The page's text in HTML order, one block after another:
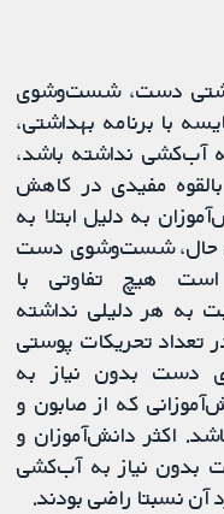
دست، شست‌وشوی
با برنامه بهداشتی،
نداشته باشد،
مفیدی در کاهش
به دلیل ابتلا به
حال، شست‌وشوی دست
هیچ تفاوتی با
به هر دلیلی نداشته
تعداد تحریکات پوستی
دست بدون نیاز به
که از صابون و
اکثر دانش‌آموزان و
نیاز به آب‌کشی
آن نسبتا راضی بودند.